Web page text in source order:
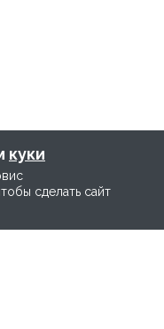
куки
сделать сайт